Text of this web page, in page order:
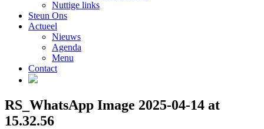
Nuttige links
Steun Ons
Actueel
Nieuws
Agenda
Menu
Contact
RS_WhatsApp Image 2025-04-14 at
15.32.56